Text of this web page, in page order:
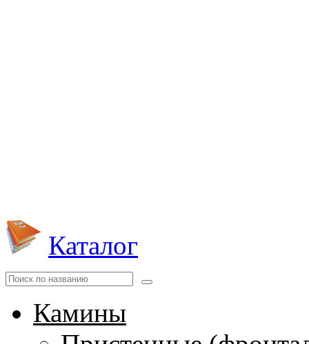
Каталог
Камины